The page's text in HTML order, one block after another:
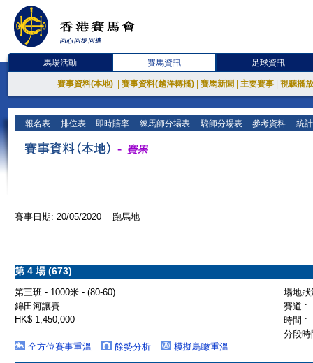
馬場活動 賽馬資訊 足球資訊
賽事資料(本地) 賽事資料(越洋轉播) 賽馬新聞 主要賽事 視聽播
報名表 排位表 即時賠率 練馬師分場表 騎師分場表 參考資料 統
賽事日期: 20/05/2020 跑馬地
第 4 場 (673)
第三班 - 1000米 - (80-60)
場地
錦田河讓賽
賽道 :
HK$ 1,450,000
時間 :
分段
全方位賽事重溫
餘勢分析 模擬鳥瞰重溫